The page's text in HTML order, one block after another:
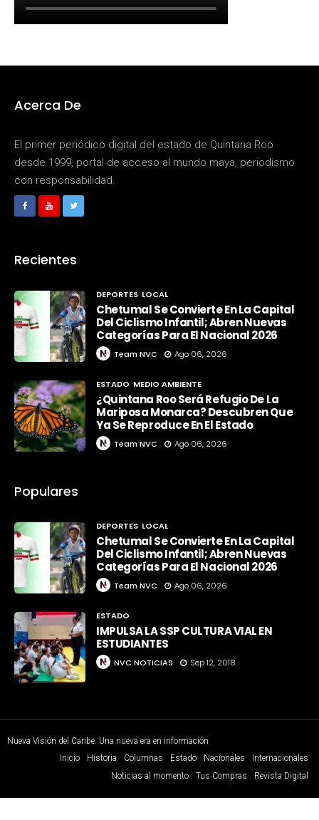
Acerca De
El primer periódico digital del estado de Quintana Roo
desde 1999, portal de acceso al mundo maya, periodismo
con responsabilidad.
Recientes
DEPORTES LOCAL
Chetumal Se Convierte En La Capital
Del Ciclismo Infantil; Abren Nuevas
Categorías Para El Nacional 2026
Team NVC Ago 06, 2026
ESTADO MEDIO AMBIENTE
¿Quintana Roo Será Refugio De La
Mariposa Monarca? Descubren Que
Ya Se Reproduce En El Estado
Team NVC Ago 06, 2026
Populares
DEPORTES LOCAL
Chetumal Se Convierte En La Capital
Del Ciclismo Infantil; Abren Nuevas
Categorías Para El Nacional 2026
Team NVC Ago 06, 2026
ESTADO
IMPULSA LA SSP CULTURA VIAL EN
ESTUDIANTES
NVC NOTICIAS Sep 12, 2018
Nueva Visión del Caribe. Una nueva era en información
Inicio
Historia Columnas Estado Nacionales
Internacionales
Noticias al momento
Tus Compras Revista Digital